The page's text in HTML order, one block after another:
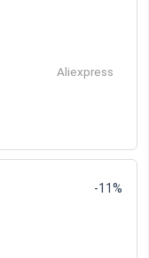
Aliexpress
-11%